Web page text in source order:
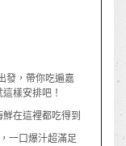
發，帶你吃遍嘉
樣安排吧！
在這裡都吃得到
一口爆汁超滿足